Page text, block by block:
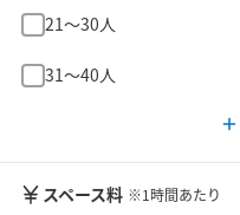
21〜30人
31〜40人
スペース料 ※1時間あたり